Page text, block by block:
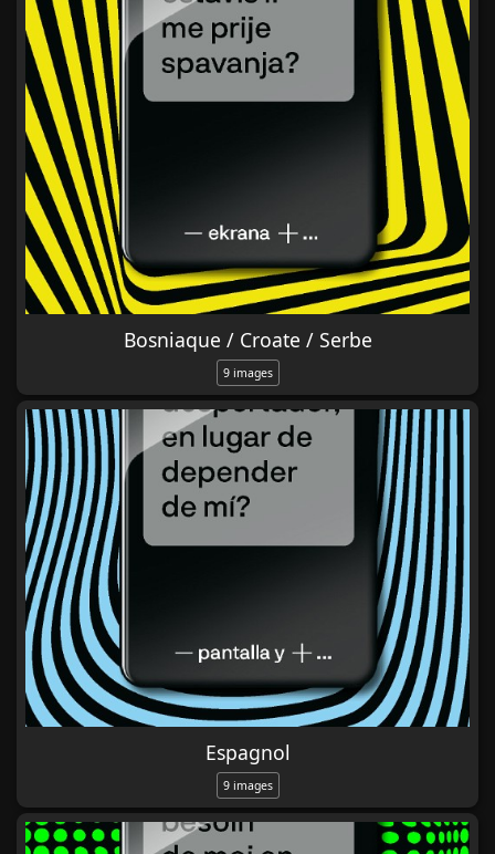
Bosniaque / Croate / Serbe
9 images
Espagnol
9 images